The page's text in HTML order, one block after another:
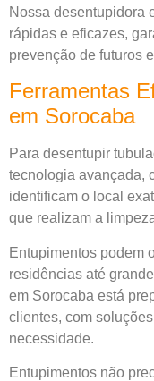
Nossa desentupidora
rápidas e eficazes,
prevenção de futuros
Ferramentas
em Sorocaba
Para desentupir
tecnologia avançada,
identificam o local
que realizam a
Entupimentos podem
residências até
em Sorocaba está
clientes, com
necessidade.
Entupimentos não